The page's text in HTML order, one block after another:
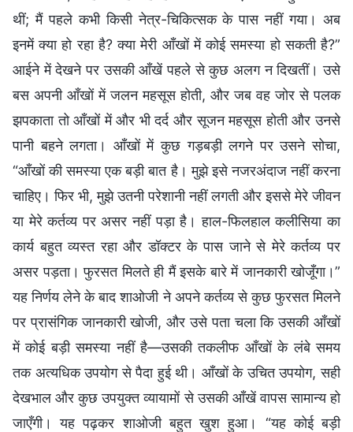
थीं; मैं पहले कभी किसी नेत्र-चिकित्सक के पास नहीं गया। अब
इनमें क्या हो रहा है? क्या मेरी आँखों में कोई समस्या हो सकती है?”
आईने में देखने पर उसकी आँखें पहले से कुछ अलग न दिखतीं। उसे
बस अपनी आँखों में जलन महसूस होती, और जब वह जोर से पलक
झपकाता तो आँखों में और भी दर्द और सूजन महसूस होती और उनसे
पानी बहने लगता। आँखों में कुछ गड़बड़ी लगने पर उसने सोचा,
“आँखों की समस्या एक बड़ी बात है। मुझे इसे नजरअंदाज नहीं करना
चाहिए। फिर भी, मुझे उतनी परेशानी नहीं लगती और इससे मेरे जीवन
या मेरे कर्तव्य पर असर नहीं पड़ा है। हाल-फिलहाल कलीसिया का
कार्य बहुत व्यस्त रहा और डॉक्टर के पास जाने से मेरे कर्तव्य पर
असर पड़ता। फुरसत मिलते ही मैं इसके बारे में जानकारी खोजूँगा।”
यह निर्णय लेने के बाद शाओजी ने अपने कर्तव्य से कुछ फुरसत मिलने
पर प्रासंगिक जानकारी खोजी, और उसे पता चला कि उसकी आँखों
में कोई बड़ी समस्या नहीं है—उसकी तकलीफ आँखों के लंबे समय
तक अत्यधिक उपयोग से पैदा हुई थी। आँखों के उचित उपयोग, सही
देखभाल और कुछ उपयुक्त व्यायामों से उसकी आँखें वापस सामान्य हो
जाएँगी। यह पढ़कर शाओजी बहुत खुश हुआ। “यह कोई बड़ी